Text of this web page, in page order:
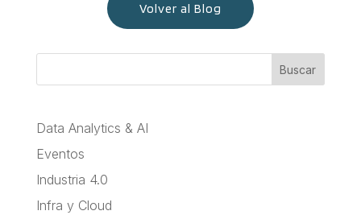
Volver al Blog
Buscar
Data Analytics & AI
Eventos
Industria 4.0
Infra y Cloud